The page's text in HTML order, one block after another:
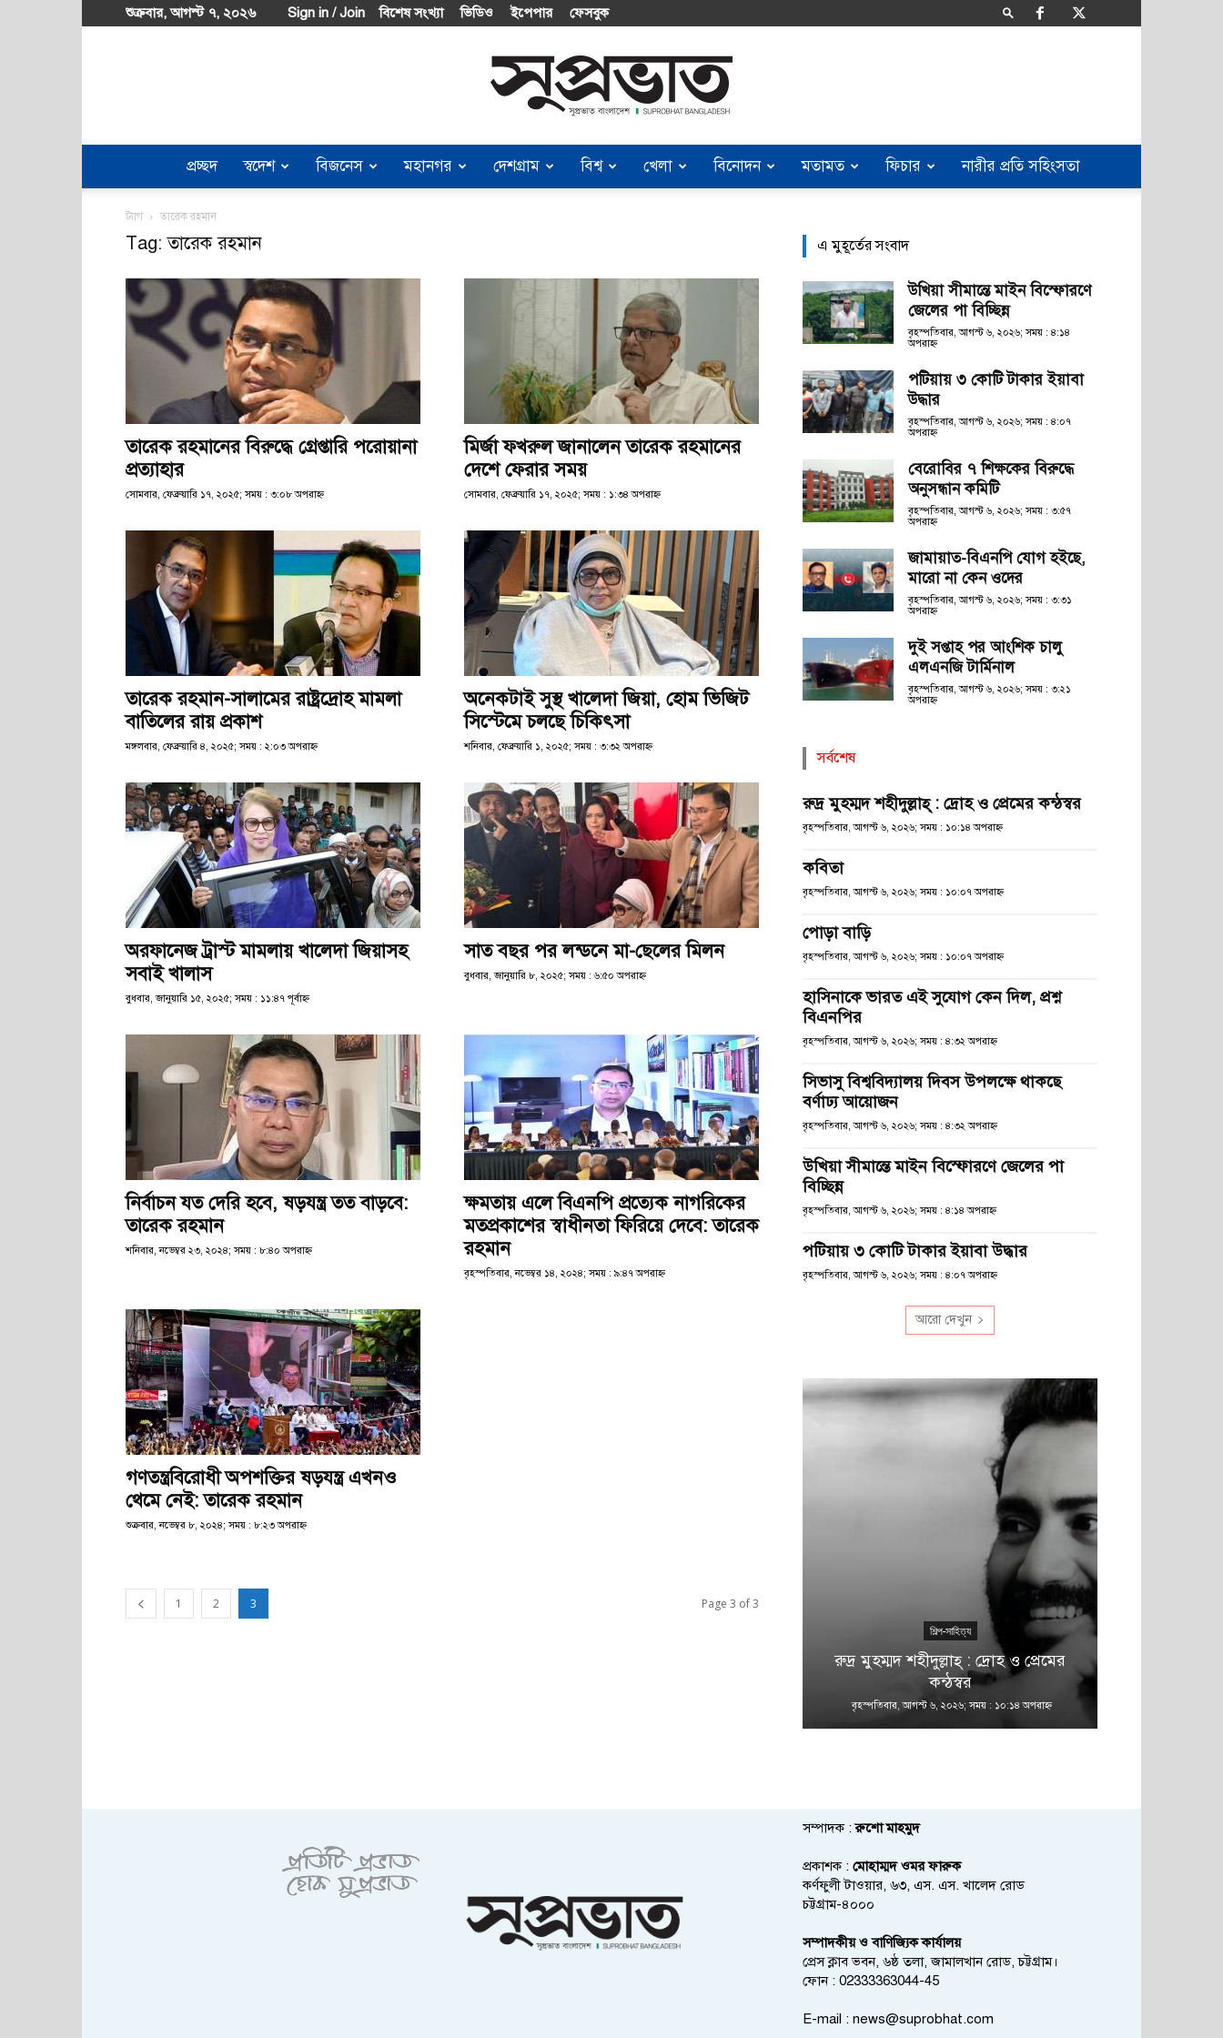
শুক্রবার, আগস্ট ৭, ২০২৬ Sign in / Join বিশেষ সংখ্যা ভিডিও ইপেপার ফেসবুক
Suprobhat
Bangladesh
প্রচ্ছদ স্বদেশ বিজনেস মহানগর দেশগ্রাম বিশ্ব খেলা বিনোদন মতামত ফিচার নারীর প্রতি সহিংসতা
ট্যাগ তারেক রহমান
Tag: তারেক রহমান
তারেক রহমানের বিরুদ্ধে গ্রেপ্তারি পরোয়ানা
প্রত্যাহার
সোমবার, ফেব্রুয়ারি ১৭, ২০২৫; সময় : ৩:০৮ অপরাহ্ণ
মির্জা ফখরুল জানালেন তারেক রহমানের
দেশে ফেরার সময়
সোমবার, ফেব্রুয়ারি ১৭, ২০২৫; সময় : ১:৩৪ অপরাহ্ণ
তারেক রহমান-সালামের রাষ্ট্রদ্রোহ মামলা
বাতিলের রায় প্রকাশ
মঙ্গলবার, ফেব্রুয়ারি ৪, ২০২৫; সময় : ২:০৩ অপরাহ্ণ
অনেকটাই সুস্থ খালেদা জিয়া, হোম ভিজিট
সিস্টেমে চলছে চিকিৎসা
শনিবার, ফেব্রুয়ারি ১, ২০২৫; সময় : ৩:৩২ অপরাহ্ণ
অরফানেজ ট্রাস্ট মামলায় খালেদা জিয়াসহ
সবাই খালাস
বুধবার, জানুয়ারি ১৫, ২০২৫; সময় : ১১:৪৭ পূর্বাহ্ণ
সাত বছর পর লন্ডনে মা-ছেলের মিলন
বুধবার, জানুয়ারি ৮, ২০২৫; সময় : ৬:৫০ অপরাহ্ণ
নির্বাচন যত দেরি হবে, ষড়যন্ত্র তত বাড়বে:
তারেক রহমান
শনিবার, নভেম্বর ২৩, ২০২৪; সময় : ৮:৪০ অপরাহ্ণ
ক্ষমতায় এলে বিএনপি প্রত্যেক নাগরিকের
মতপ্রকাশের স্বাধীনতা ফিরিয়ে দেবে: তারেক
রহমান
বৃহস্পতিবার, নভেম্বর ১৪, ২০২৪; সময় : ৯:৪৭ অপরাহ্ণ
গণতন্ত্রবিরোধী অপশক্তির ষড়যন্ত্র এখনও
থেমে নেই: তারেক রহমান
শুক্রবার, নভেম্বর ৮, ২০২৪; সময় : ৮:২৩ অপরাহ্ণ
1 2 3 Page 3 of 3
এ মুহূর্তের সংবাদ
উখিয়া সীমান্তে মাইন বিস্ফোরণে
জেলের পা বিচ্ছিন্ন
বৃহস্পতিবার, আগস্ট ৬, ২০২৬; সময় : ৪:১৪
অপরাহ্ণ
পটিয়ায় ৩ কোটি টাকার ইয়াবা
উদ্ধার
বৃহস্পতিবার, আগস্ট ৬, ২০২৬; সময় : ৪:০৭
অপরাহ্ণ
বেরোবির ৭ শিক্ষকের বিরুদ্ধে
অনুসন্ধান কমিটি
বৃহস্পতিবার, আগস্ট ৬, ২০২৬; সময় : ৩:৫৭
অপরাহ্ণ
জামায়াত-বিএনপি যোগ হইছে,
মারো না কেন ওদের
বৃহস্পতিবার, আগস্ট ৬, ২০২৬; সময় : ৩:৩১
অপরাহ্ণ
দুই সপ্তাহ পর আংশিক চালু
এলএনজি টার্মিনাল
বৃহস্পতিবার, আগস্ট ৬, ২০২৬; সময় : ৩:২১
অপরাহ্ণ
সর্বশেষ
রুদ্র মুহম্মদ শহীদুল্লাহ্ : দ্রোহ ও প্রেমের কন্ঠস্বর
বৃহস্পতিবার, আগস্ট ৬, ২০২৬; সময় : ১০:১৪ অপরাহ্ণ
কবিতা
বৃহস্পতিবার, আগস্ট ৬, ২০২৬; সময় : ১০:০৭ অপরাহ্ণ
পোড়া বাড়ি
বৃহস্পতিবার, আগস্ট ৬, ২০২৬; সময় : ১০:০৭ অপরাহ্ণ
হাসিনাকে ভারত এই সুযোগ কেন দিল, প্রশ্ন
বিএনপির
বৃহস্পতিবার, আগস্ট ৬, ২০২৬; সময় : ৪:৩২ অপরাহ্ণ
সিভাসু বিশ্ববিদ্যালয় দিবস উপলক্ষে থাকছে
বর্ণাঢ্য আয়োজন
বৃহস্পতিবার, আগস্ট ৬, ২০২৬; সময় : ৪:৩২ অপরাহ্ণ
উখিয়া সীমান্তে মাইন বিস্ফোরণে জেলের পা
বিচ্ছিন্ন
বৃহস্পতিবার, আগস্ট ৬, ২০২৬; সময় : ৪:১৪ অপরাহ্ণ
পটিয়ায় ৩ কোটি টাকার ইয়াবা উদ্ধার
বৃহস্পতিবার, আগস্ট ৬, ২০২৬; সময় : ৪:০৭ অপরাহ্ণ
আরো দেখুন
শিল্প-সাহিত্য
রুদ্র মুহম্মদ শহীদুল্লাহ্ : দ্রোহ ও প্রেমের
কন্ঠস্বর
বৃহস্পতিবার, আগস্ট ৬, ২০২৬; সময় : ১০:১৪ অপরাহ্ণ
সম্পাদক :রুশো মাহমুদ
প্রকাশক : মোহাম্মদ ওমর ফারুক
কর্ণফুলী টাওয়ার, ৬৩, এস. এস. খালেদ রোড
চট্টগ্রাম-৪০০০
সম্পাদকীয় ও বাণিজ্যিক কার্যালয়
প্রেস ক্লাব ভবন, ৬ষ্ঠ তলা, জামালখান রোড, চট্টগ্রাম।
ফোন : 02333363044-45
E-mail : news@suprobhat.com